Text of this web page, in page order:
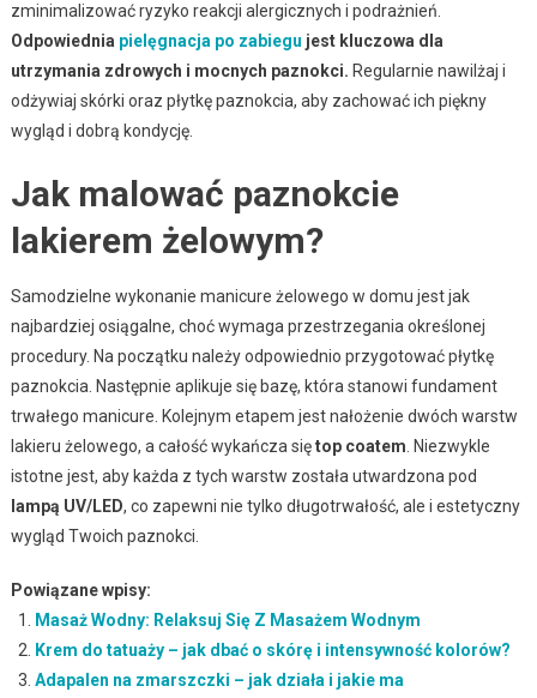
zminimalizować ryzyko reakcji alergicznych i podrażnień.
Odpowiednia pielęgnacja po zabiegu jest kluczowa dla
utrzymania zdrowych i mocnych paznokci. Regularnie nawilżaj i
odżywiaj skórki oraz płytkę paznokcia, aby zachować ich piękny
wygląd i dobrą kondycję.
Jak malować paznokcie
lakierem żelowym?
Samodzielne wykonanie manicure żelowego w domu jest jak
najbardziej osiągalne, choć wymaga przestrzegania określonej
procedury. Na początku należy odpowiednio przygotować płytkę
paznokcia. Następnie aplikuje się bazę, która stanowi fundament
trwałego manicure. Kolejnym etapem jest nałożenie dwóch warstw
lakieru żelowego, a całość wykańcza siętop coatem . Niezwykle
istotne jest, aby każda z tych warstw została utwardzona pod
lampą UV/LED, co zapewni nie tylko długotrwałość, ale i estetyczny
wygląd Twoich paznokci.
Powiązane wpisy:
Masaż Wodny: Relaksuj Się Z Masażem Wodnym
Krem do tatuaży – jak dbać o skórę i intensywność kolorów?
Adapalen na zmarszczki – jak działa i jakie ma